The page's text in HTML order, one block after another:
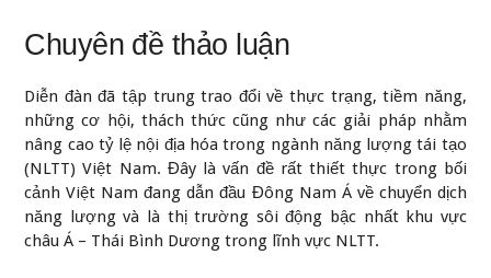
Chuyên đề thảo luận
Diễn đàn đã tập trung trao đổi về thực trạng, tiềm năng,
những cơ hội, thách thức cũng nhưcác giải pháp nhằm
nâng cao tỷ lệ nội địa hóa trong ngành năng lượng tái tạo
(NLTT) Việt Nam. Đây là vấn đề rất thiết thực trong bối
cảnh Việt Nam đang dẫn đầu Đông Nam Á về chuyển dịch
năng lượngvà là thị trường sôi động bậc nhất khu vực
châu Á – Thái Bình Dương trong lĩnh vực NLTT.